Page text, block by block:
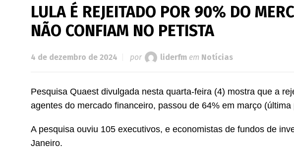
LULA É REJEITADO POR 90% DO
NÃO CONFIAM NO PETISTA
4 de dezembro de 2024 por liderfm em Notícias
Pesquisa Quaest divulgada nesta quarta-feira (4) mostra que a
agentes do mercado financeiro, passou de 64% em março
A pesquisa ouviu 105 executivos, e economistas de fundos de
Janeiro.